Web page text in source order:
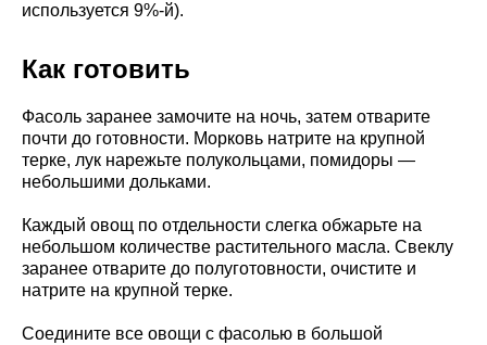
используется 9%-й).
Как готовить
Фасоль заранее замочите на ночь, затем отварите
почти до готовности. Морковь натрите на крупной
терке, лук нарежьте полукольцами, помидоры —
небольшими дольками.
Каждый овощ по отдельности слегка обжарьте на
небольшом количестве растительного масла. Свеклу
заранее отварите до полуготовности, очистите и
натрите на крупной терке.
Соедините все овощи с фасолью в большой